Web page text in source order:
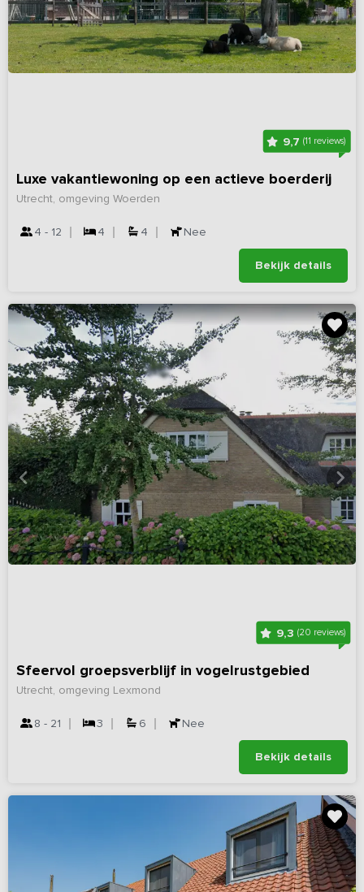
9,7(11 reviews)
Luxe vakantiewoning op een actieve boerderij
Utrecht, omgeving Woerden
4 - 12 4 4 Nee
Bekijk details
9,3 (20 reviews)
Sfeervol groepsverblijf in vogelrustgebied
Utrecht, omgeving Lexmond
8 - 21 3 6 Nee
Bekijk details